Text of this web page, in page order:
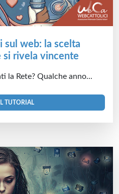
sul web: la scelta
rivela vincente
Rete? Qualche anno...
TUTORIAL